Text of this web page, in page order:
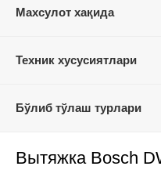
Махсулот хақида
Техник хусусиятлари
Бўлиб тўлаш турлари
Вытяжка Bosch